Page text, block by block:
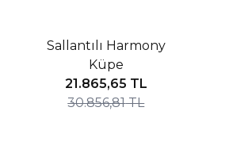
YeniSallantılı Harmony
Küpe
21.865,65 TL
30.856,81TL